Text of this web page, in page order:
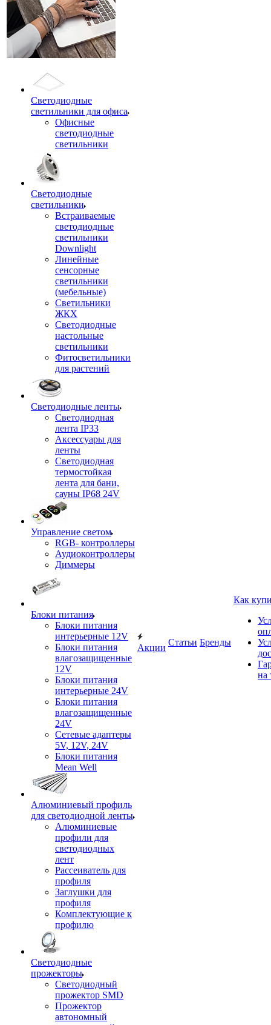
Светодиодные
светильники для офиса
Офисные
светодиодные
светильники
Светодиодные
светильники
Встраиваемые
светодиодные
светильники
Downlight
Линейные
сенсорные
светильники
(мебельные)
Светильники
ЖКХ
Светодиодные
настольные
светильники
Фитосветильники
для растений
Светодиодные ленты
Светодиодная
лента IP33
Аксессуары для
ленты
Светодиодная
термостойкая
лента для бани,
сауны IP68 24V
Управление светом
RGB- контроллеры
Аудиоконтроллеры
Диммеры
Блоки питания
Блоки питания
интерьерные 12V
Блоки питания
влагозащищенные
12V
Блоки питания
интерьерные 24V
Блоки питания
влагозащищенные
24V
Сетевые адаптеры
5V, 12V, 24V
Блоки питания
Mean Well
Алюминиевый профиль
для светодиодной ленты
Алюминиевые
профили для
светодиодных
лент
Рассеиватель для
профиля
Заглушки для
профиля
Комплектующие к
профилю
Светодиодные
прожекторы
Светодиодный
прожектор SMD
Прожектор
автономный
Акции
Статьи Бренды
Как
на